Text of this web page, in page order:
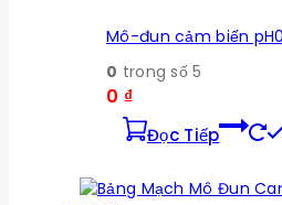
Mô-đun cảm biến
0 trong số 5
0 ₫
Đọc Tiếp